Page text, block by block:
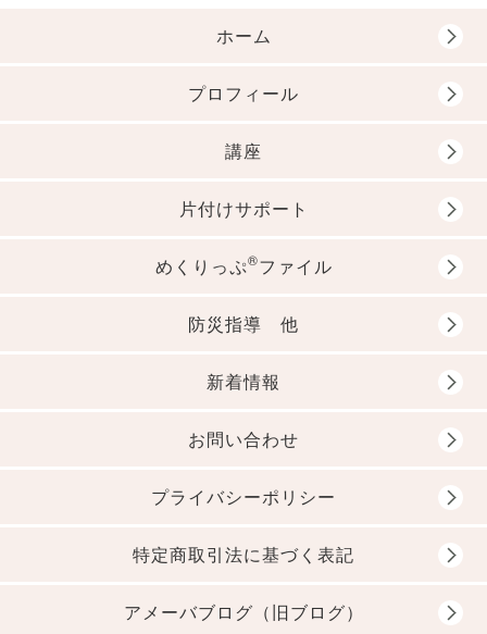
ホーム
プロフィール
講座
片付けサポート
めくりっぷ®ファイル
防災指導 他
新着情報
お問い合わせ
プライバシーポリシー
特定商取引法に基づく表記
アメーバブログ（旧ブログ）